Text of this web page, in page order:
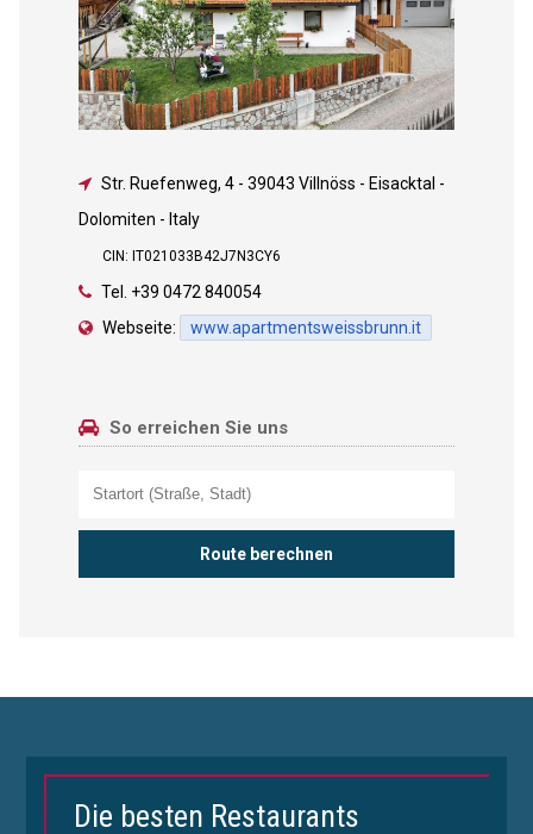
Str. Ruefenweg, 4- 39043 Villnöss - Eisacktal -
Dolomiten - Italy
CIN: IT021033B42J7N3CY6
Tel. +39 0472 840054
Webseite:
www.apartmentsweissbrunn.it
So erreichen Sie uns
Die besten Restaurants